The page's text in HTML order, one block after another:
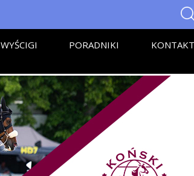
WYŚCIGI PORADNIKI KONTAKT